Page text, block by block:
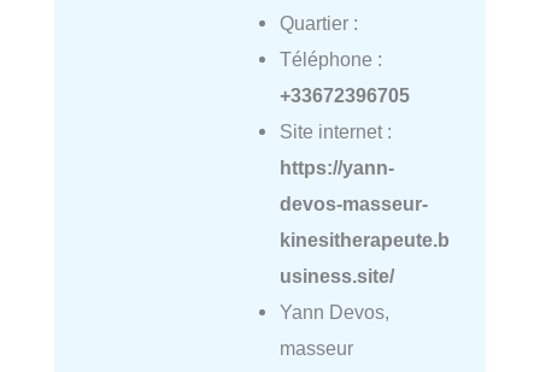
Quartier :
Téléphone :
+33672396705
Site internet :
https://yann-
devos-masseur-
kinesitherapeute.b
usiness.site/
Yann Devos,
masseur